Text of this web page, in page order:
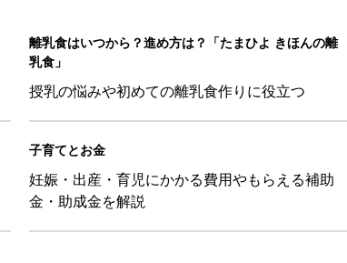
レシピ vol.28
しろすぎる勘違い＆変換ミス集
日占い【鏡リュウジ監修】